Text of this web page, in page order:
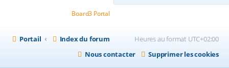
Board3 Portal
Portail Index du forum Heures au format UTC+02:00
Supprimer les cookies
Nous contacter